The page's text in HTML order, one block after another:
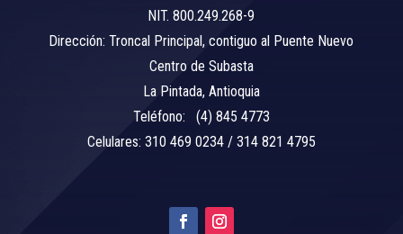
NIT. 800.249.268-9
Dirección: Troncal Principal, contiguo al Puente Nuevo
Centro de Subasta
La Pintada, Antioquia
Teléfono: (4) 845 4773
Celulares: 310 469 0234 / 314 821 4795